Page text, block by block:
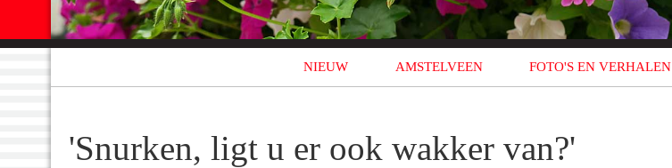
NIEUW AMSTELVEEN FOTO'S EN VERHALEN
'Snurken, ligt u er ook wakker van?'